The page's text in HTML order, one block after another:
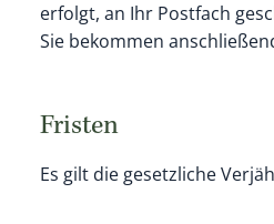
erfolgt, an Ihr Postfach
Sie bekommen
Fristen
Es gilt die gesetzliche